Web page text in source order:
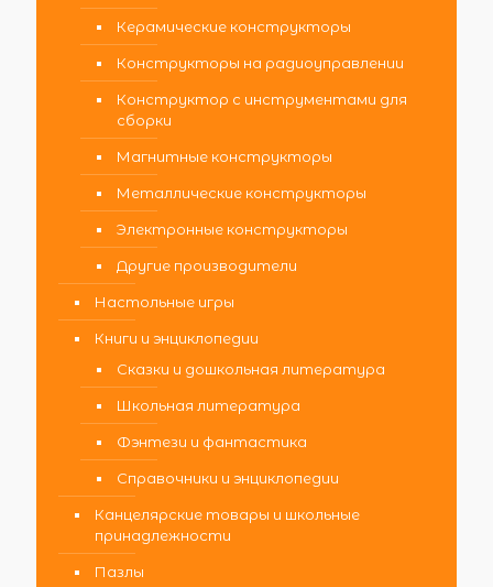
Керамические конструкторы
Конструкторы на радиоуправлении
Конструктор с инструментами для
сборки
Магнитные конструкторы
Металлические конструкторы
Электронные конструкторы
Другие производители
Настольные игры
Книги и энциклопедии
Сказки и дошкольная литература
Школьная литература
Фэнтези и фантастика
Справочники и энциклопедии
Канцелярские товары и школьные
принадлежности
Пазлы